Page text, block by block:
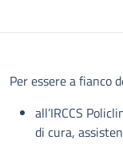
Per essere a fianco
all’IRCCS
di cura,